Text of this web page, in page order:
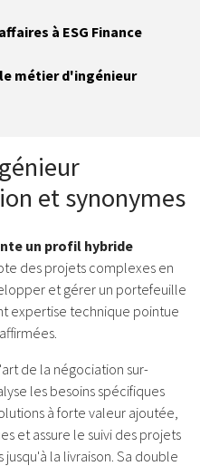
à ESG Finance
métier d'ingénieur
et synonymes
un profil hybride
des projets complexes en
et gérer un portefeuille
expertise technique pointue
de la négociation sur-
les besoins spécifiques
à forte valeur ajoutée,
et assure le suivi des projets
la livraison. Sa double